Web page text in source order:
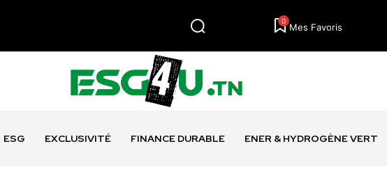
0
Mes Favoris
ESG EXCLUSIVITÉ FINANCE DURABLE ENER & HYDROGÈNE VERT